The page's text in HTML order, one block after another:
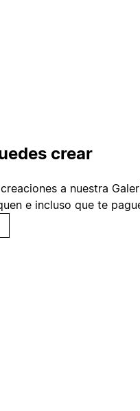
crear
a nuestra
e incluso que te